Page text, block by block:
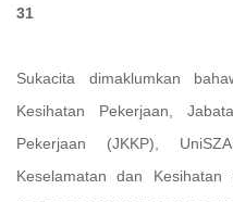
31
Sukacita dimaklumkan
Kesihatan Pekerjaan,
Pekerjaan (JKKP),
Keselamatan dan